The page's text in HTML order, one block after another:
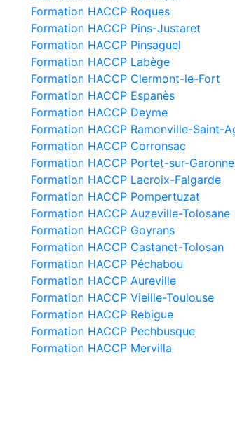
Formation HACCP Roques
Formation HACCP Pins-Justaret
Formation HACCP Pinsaguel
Formation HACCP Labège
Formation HACCP Clermont-le-Fort
Formation HACCP Espanès
Formation HACCP Deyme
Formation HACCP Ramonville-Saint-
Formation HACCP Corronsac
Formation HACCP Portet-sur-Garonne
Formation HACCP Lacroix-Falgarde
Formation HACCP Pompertuzat
Formation HACCP Auzeville-Tolosane
Formation HACCP Goyrans
Formation HACCP Castanet-Tolosan
Formation HACCP Péchabou
Formation HACCP Aureville
Formation HACCP Vieille-Toulouse
Formation HACCP Rebigue
Formation HACCP Pechbusque
Formation HACCP Mervilla